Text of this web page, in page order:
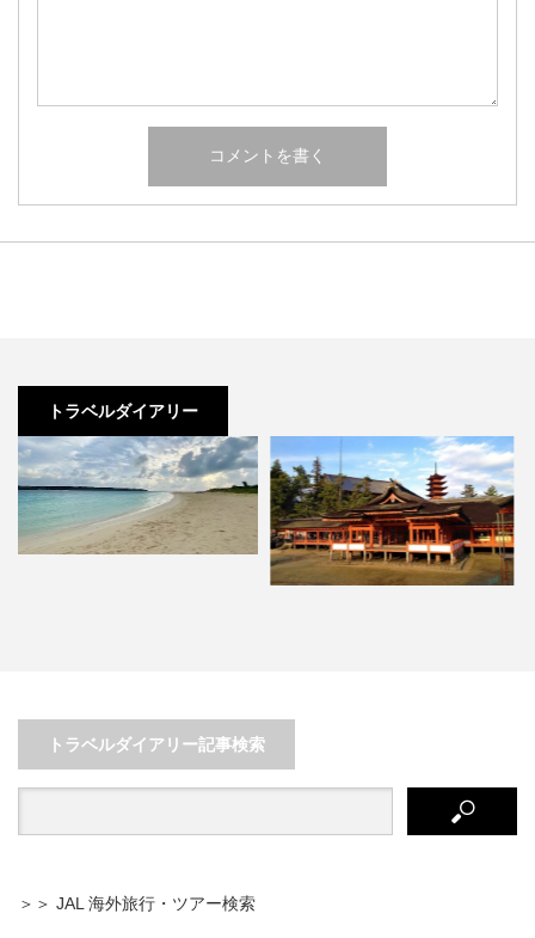
トラベルダイアリー
トラベルダイアリー記事検索
＞＞ JAL 海外旅行・ツアー検索